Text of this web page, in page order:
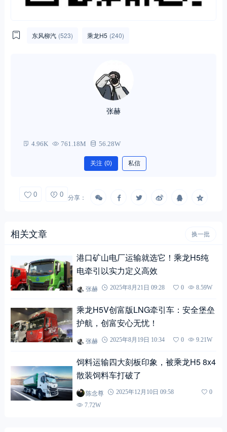
东风柳汽 (523) 乘龙H5 (240)
张赫
4.96K 761.18M 56.28W
关注 (0) 私信
0 0 分享：
相关文章 换一批
港口矿山电厂运输就选它！乘龙H5纯
电牵引以实力定义高效
张赫 2025年8月21日 09:28 0 8.59W
乘龙H5V创富版LNG牵引车：安全堡垒
护航，创富安心无忧！
张赫 2025年8月19日 10:34 0 9.21W
饲料运输四大刻板印象，被乘龙H5 8x4
散装饲料车打破了
陈念尊 2025年12月10日 09:58
0
7.72W